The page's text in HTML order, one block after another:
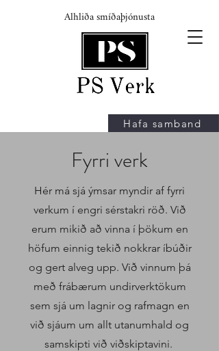
Alhliða smíðaþjónusta
Hafa samband
Fyrri verk
Hér má sjá ýmsar myndir af fyrri
verkum í engri sérstakri röð. Við
erum mikið að vinna í þökum en
höfum einnig tekið nokkrar íbúðir
og gert alveg upp. Við vinnum þá
með frábærum undirverktökum
sem sjá um lagnir og rafmagn en
við sjáum um allt utanumhald og
samskipti við viðskiptavini.